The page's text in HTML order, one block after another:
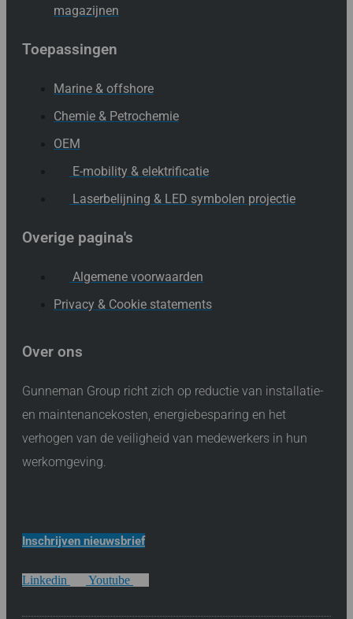
magazijnen
Toepassingen
Marine & offshore
Chemie & Petrochemie
OEM
E-mobility & elektrificatie
Laserbelijning & LED symbolen projectie
Overige pagina's
Algemene voorwaarden
Privacy & Cookie statements
Over ons
Gunneman Group richt zich op reductie van installatie-
en maintenancekosten, energiebesparing en het
verhogen van de veiligheid van medewerkers in hun
werkomgeving.
Inschrijven nieuwsbrief
Linkedin Youtube